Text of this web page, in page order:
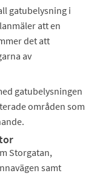
gatubelysning i
att en
det att
av
gatubelysningen
områden som
Storgatan,
samt